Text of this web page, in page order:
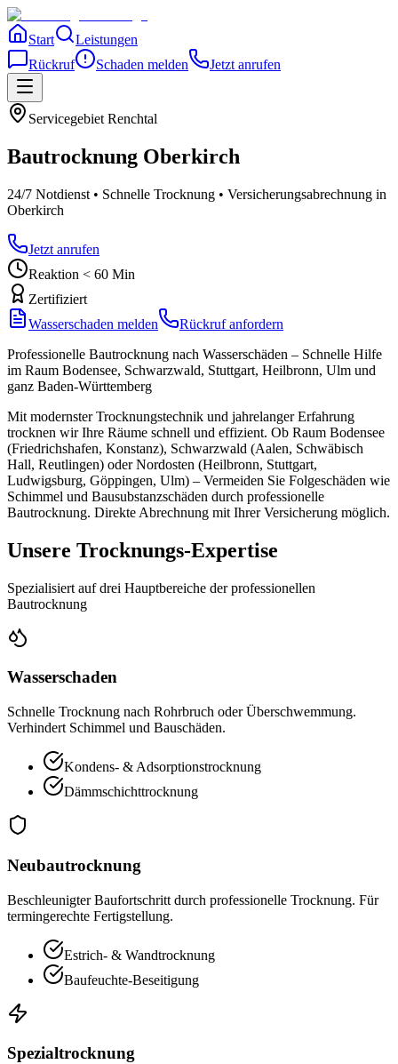
Start
Leistungen
Rückruf
Schaden melden Jetzt anrufen
Servicegebiet Renchtal
Bautrocknung Oberkirch
24/7 Notdienst • Schnelle Trocknung • Versicherungsabrechnung in
Oberkirch
Jetzt anrufen
Reaktion < 60 Min
Zertifiziert
Wasserschaden melden
Rückruf anfordern
Professionelle Bautrocknung nach Wasserschäden – Schnelle Hilfe
im Raum Bodensee, Schwarzwald, Stuttgart, Heilbronn, Ulm und
ganz Baden-Württemberg
Mit modernster Trocknungstechnik und jahrelanger Erfahrung
trocknen wir Ihre Räume schnell und effizient. Ob Raum Bodensee
(Friedrichshafen, Konstanz), Schwarzwald (Aalen, Schwäbisch
Hall, Reutlingen) oder Nordosten (Heilbronn, Stuttgart,
Ludwigsburg, Göppingen, Ulm) – Vermeiden Sie Folgeschäden wie
Schimmel und Bausubstanzschäden durch professionelle
Bautrocknung. Direkte Abrechnung mit Ihrer Versicherung möglich.
Unsere Trocknungs-Expertise
Spezialisiert auf drei Hauptbereiche der professionellen
Bautrocknung
Wasserschaden
Schnelle Trocknung nach Rohrbruch oder Überschwemmung.
Verhindert Schimmel und Bauschäden.
Kondens- & Adsorptionstrocknung
Dämmschichttrocknung
Neubautrocknung
Beschleunigter Baufortschritt durch professionelle Trocknung. Für
termingerechte Fertigstellung.
Estrich- & Wandtrocknung
Baufeuchte-Beseitigung
Spezialtrocknung